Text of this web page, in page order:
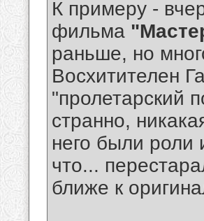
К примеру -
фильма
раньше, но
Восхитителен
"пролетарский
странно,
него были роли
что...
ближе к